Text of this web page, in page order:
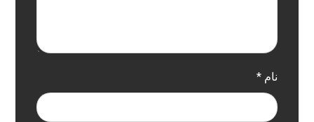
نام*